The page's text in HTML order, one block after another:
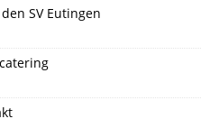
SV Eutingen